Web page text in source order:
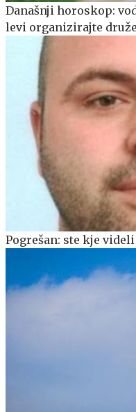
Današnji horoskop:
levi organizirajte
Pogrešan: ste kje